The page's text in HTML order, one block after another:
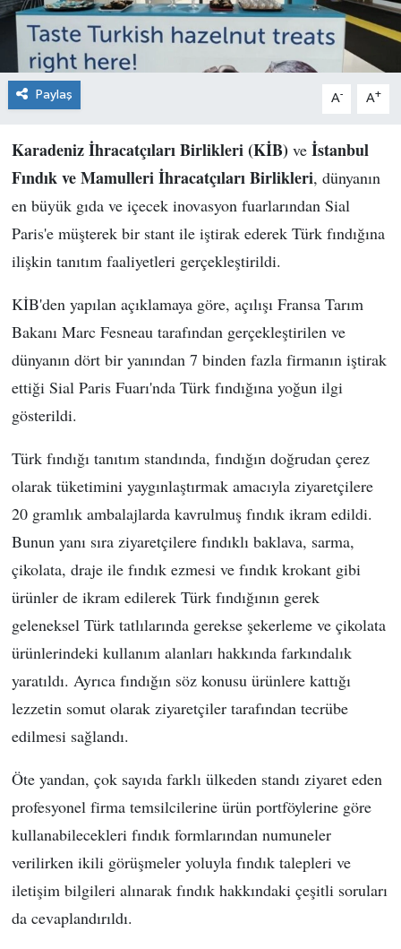
Paylaş A- A+
Karadeniz İhracatçıları Birlikleri (KİB) ve İstanbul
Fındık ve Mamulleri İhracatçıları Birlikleri, dünyanın
en büyük gıda ve içecek inovasyon fuarlarından Sial
Paris'e müşterek bir stant ile iştirak ederek Türk fındığına
ilişkin tanıtım faaliyetleri gerçekleştirildi.
KİB'den yapılan açıklamaya göre, açılışı Fransa Tarım
Bakanı Marc Fesneau tarafından gerçekleştirilen ve
dünyanın dört bir yanından 7 binden fazla firmanın iştirak
ettiği Sial Paris Fuarı'nda Türk fındığına yoğun ilgi
gösterildi.
Türk fındığı tanıtım standında, fındığın doğrudan çerez
olarak tüketimini yaygınlaştırmak amacıyla ziyaretçilere
20 gramlık ambalajlarda kavrulmuş fındık ikram edildi.
Bunun yanı sıra ziyaretçilere fındıklı baklava, sarma,
çikolata, draje ile fındık ezmesi ve fındık krokant gibi
ürünler de ikram edilerek Türk fındığının gerek
geleneksel Türk tatlılarında gerekse şekerleme ve çikolata
ürünlerindeki kullanım alanları hakkında farkındalık
yaratıldı. Ayrıca fındığın söz konusu ürünlere kattığı
lezzetin somut olarak ziyaretçiler tarafından tecrübe
edilmesi sağlandı.
Öte yandan, çok sayıda farklı ülkeden standı ziyaret eden
profesyonel firma temsilcilerine ürün portföylerine göre
kullanabilecekleri fındık formlarından numuneler
verilirken ikili görüşmeler yoluyla fındık talepleri ve
iletişim bilgileri alınarak fındık hakkındaki çeşitli soruları
da cevaplandırıldı.